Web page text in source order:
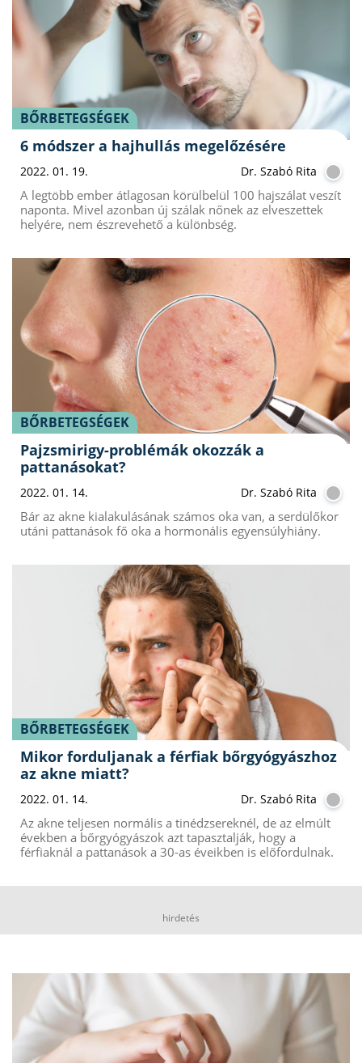
BŐRBETEGSÉGEK
6 módszer a hajhullás megelőzésére
2022. 01. 19. Dr. Szabó Rita
A legtöbb ember átlagosan körülbelül 100 hajszálat veszít
naponta. Mivel azonban új szálak nőnek az elveszettek
helyére, nem észrevehető a különbség.
BŐRBETEGSÉGEK
Pajzsmirigy-problémák okozzák a
pattanásokat?
2022. 01. 14. Dr. Szabó Rita
Bár az akne kialakulásának számos oka van, a serdülőkor
utáni pattanások fő oka a hormonális egyensúlyhiány.
BŐRBETEGSÉGEK
Mikor forduljanak a férfiak bőrgyógyászhoz
az akne miatt?
2022. 01. 14. Dr. Szabó Rita
Az akne teljesen normális a tinédzsereknél, de az elmúlt
években a bőrgyógyászok azt tapasztalják, hogy a
férfiaknál a pattanások a 30-as éveikben is előfordulnak.
hirdetés